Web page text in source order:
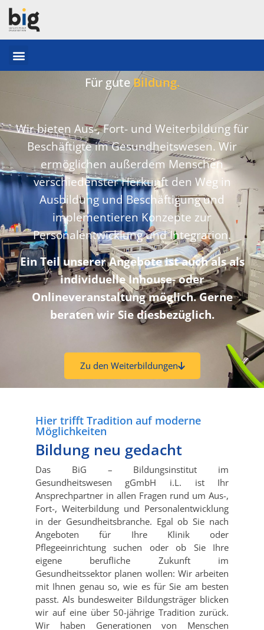
Für guteBildung.
Wir bieten Aus-, Fort- und Weiterbildung für
Beschäftigte im Gesundheitswesen. Wir
ermöglichen außerdem Menschen
verschiedenster Herkunft den Weg in
Ausbildung und Beschäftigung und
implementieren Konzepte zur
Personalentwicklung und Integration.
Ein Teil unserer Angebote ist auch als als
individuelle Inhouse- oder
Onlineveranstaltung möglich. Gerne
beraten wir Sie diesbezüglich.
Zu den Weiterbildungen
Hier trifft Tradition auf moderne
Möglichkeiten
Bildung neu gedacht
Das BiG – Bildungsinstitut im
Gesundheitswesen gGmbH i.L. ist Ihr
Ansprechpartner in allen Fragen rund um Aus-,
Fort-, Weiterbildung und Personalentwicklung
in der Gesundheitsbranche. Egal ob Sie nach
Angeboten für Ihre Klinik oder
Pflegeeinrichtung suchen oder ob Sie Ihre
eigene berufliche Zukunft im
Gesundheitssektor planen wollen: Wir arbeiten
mit Ihnen genau so, wie es für Sie am besten
passt. Als bundesweiter Bildungsträger blicken
wir auf eine über 50-jährige Tradition zurück.
Wir haben Generationen von Menschen